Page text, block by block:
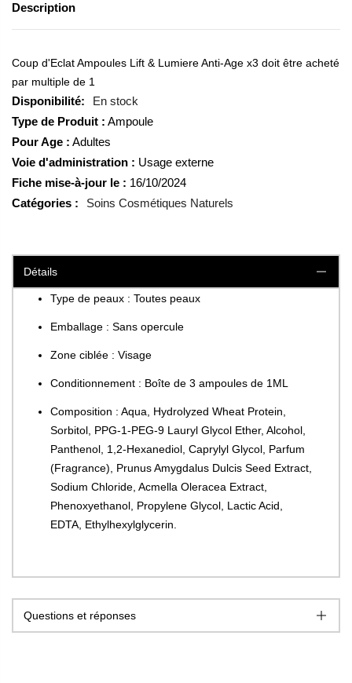
Description
Coup d'Eclat Ampoules Lift & Lumiere Anti-Age x3 doit être acheté
par multiple de 1
En stock
Type de Produit : Ampoule
Pour Age : Adultes
Voie d'administration : Usage externe
Fiche mise-à-jour le : 16/10/2024
Catégories :
Soins Cosmétiques Naturels
Détails
Type de peaux : Toutes peaux
Emballage : Sans opercule
Zone ciblée : Visage
Conditionnement : Boîte de 3 ampoules de 1ML
Composition : Aqua, Hydrolyzed Wheat Protein,
Sorbitol, PPG-1-PEG-9 Lauryl Glycol Ether, Alcohol,
Panthenol, 1,2-Hexanediol, Caprylyl Glycol, Parfum
(Fragrance), Prunus Amygdalus Dulcis Seed Extract,
Sodium Chloride, Acmella Oleracea Extract,
Phenoxyethanol, Propylene Glycol, Lactic Acid,
EDTA, Ethylhexylglycerin.
Questions et réponses